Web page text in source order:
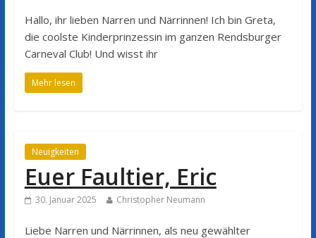
Hallo, ihr lieben Narren und Närrinnen! Ich bin Greta,
die coolste Kinderprinzessin im ganzen Rendsburger
Carneval Club! Und wisst ihr
Mehr lesen
Neuigkeiten
Euer Faultier, Eric
30. Januar 2025 Christopher Neumann
Liebe Narren und Närrinnen, als neu gewählter